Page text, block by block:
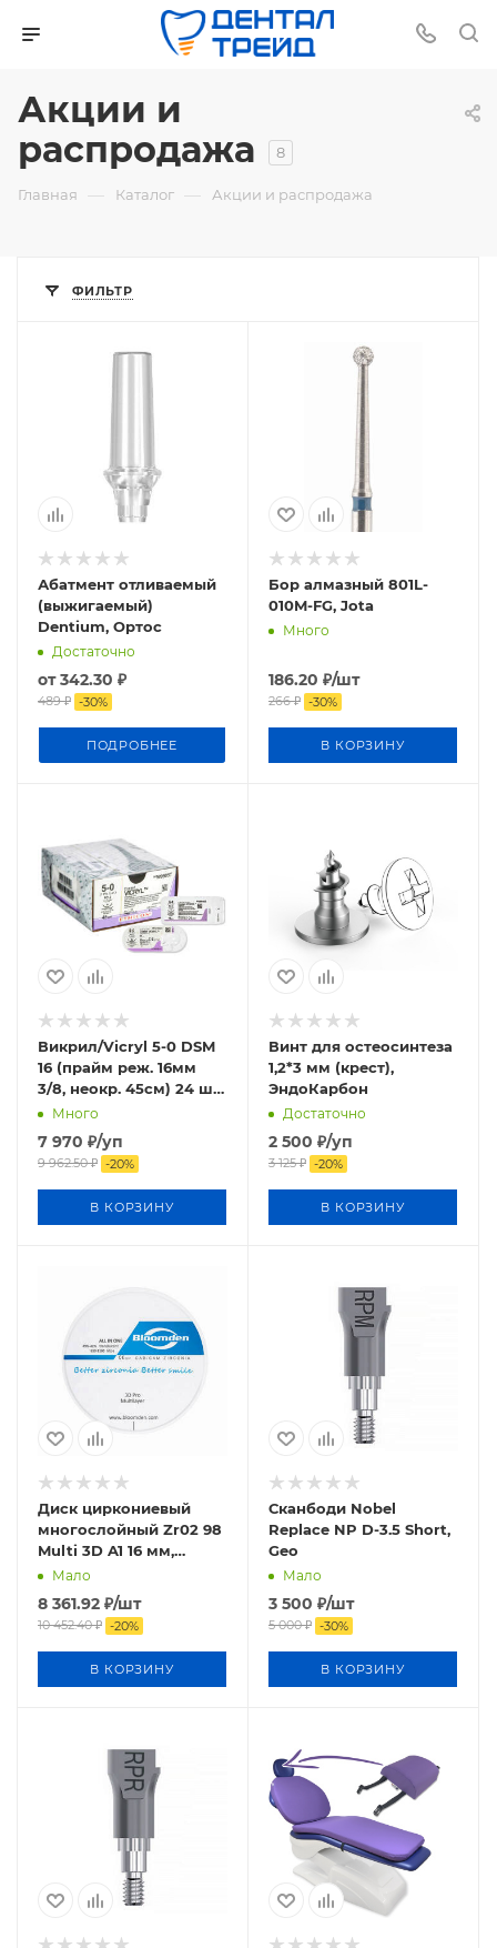
Акции и
распродажа
8
Главная — Каталог — Акции и распродажа
ФИЛЬТР
Абатмент отливаемый
(выжигаемый)
Dentium, Ортос
Достаточно
от342.30 ₽
489 ₽ -30%
ПОДРОБНЕЕ
Бор алмазный 801L-
010M-FG, Jota
Много
186.20 ₽/шт
266₽ -30%
В КОРЗИНУ
Викрил/Vicryl 5-0 DSM
16 (прайм реж. 16мм
3/8, неокр. 45см) 24 шт/
упМного
7 970 ₽/уп
9 962.50₽ -20%
В КОРЗИНУ
Винт для остеосинтеза
1,2*3 мм (крест),
ЭндоКарбон
Достаточно
2 500 ₽/уп
3 125₽ -20%
В КОРЗИНУ
Диск циркониевый
многослойный Zr02 98
Multi 3D A1 16 мм,
Блумден/ Bloomden
Мало
8 361.92 ₽/шт
10 452.40₽ -20%
В КОРЗИНУ
Сканбоди Nobel
Replace NP D-3.5 Short,
Geo
Мало
3 500 ₽/шт
5 000₽ -30%
В КОРЗИНУ